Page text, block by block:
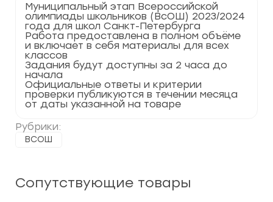
Муниципальный этап Всероссийской
олимпиады школьников (ВсОШ) 2023/2024
года для школ Санкт-Петербурга
Работа предоставлена в полном объёме
и включает в себя материалы для всех
классов
Задания будут доступны за 2 часа до
начала
Официальные ответы и критерии
проверки публикуются в течении месяца
от даты указанной на товаре
Рубрики:
ВСОШ
Сопутствующие товары